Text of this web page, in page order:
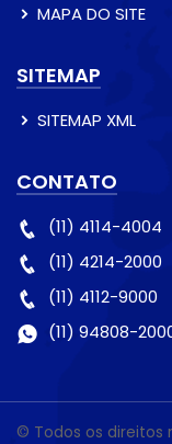
MAPA DO SITE
SITEMAP
SITEMAP XML
CONTATO
(11) 4114-4004
(11) 4214-2000
(11) 4112-9000
(11) 94808-
© Todos os direitos